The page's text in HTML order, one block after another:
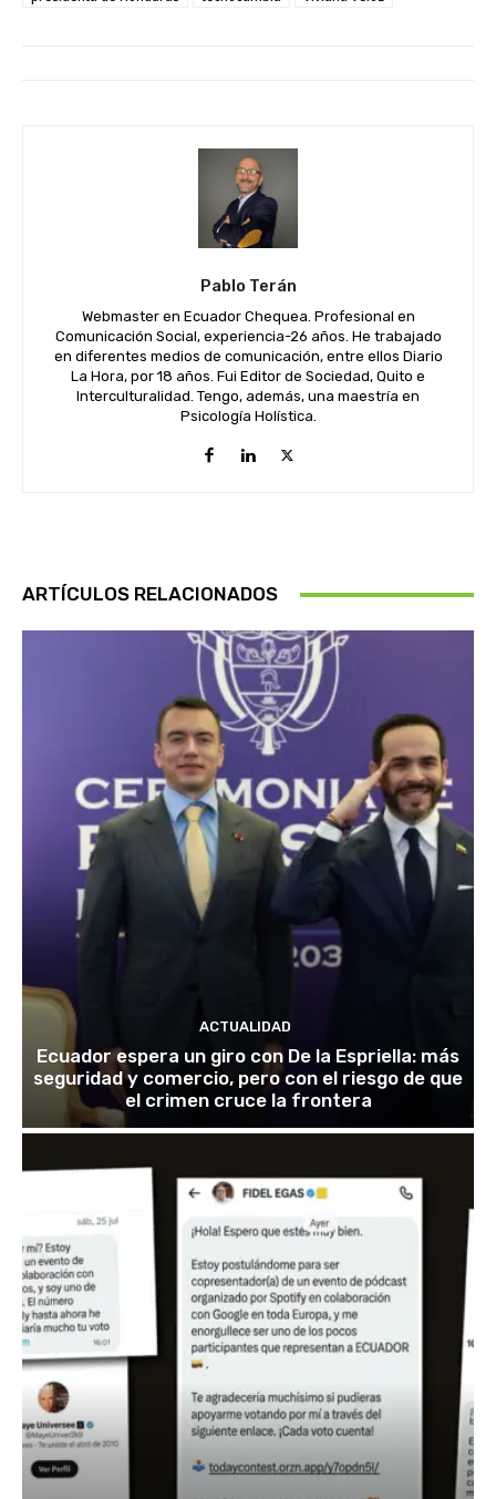
Pablo Terán
Webmaster en Ecuador Chequea. Profesional en
Comunicación Social, experiencia-26 años. He trabajado
en diferentes medios de comunicación, entre ellos Diario
La Hora, por 18 años. Fui Editor de Sociedad, Quito e
Interculturalidad. Tengo, además, una maestría en
Psicología Holística.
ARTÍCULOS RELACIONADOS
ACTUALIDAD
Ecuador espera un giro con De la Espriella: más
seguridad y comercio, pero con el riesgo de que
el crimen cruce la frontera